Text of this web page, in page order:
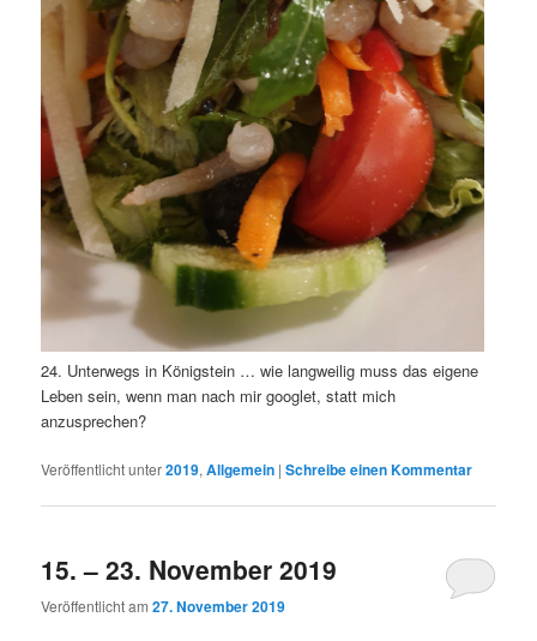
24. Unterwegs in Königstein … wie langweilig muss das eigene
Leben sein, wenn man nach mir googlet, statt mich
anzusprechen?
Veröffentlicht unter2019,Allgemein |Schreibe einen Kommentar
15. – 23. November 2019
Veröffentlicht am27. November 2019